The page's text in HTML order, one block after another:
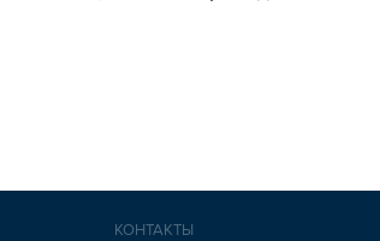
КОНТАКТЫ